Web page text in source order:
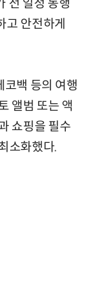
전 일정 동행
안전하게
코백 등의 여행
앨범 또는 액
쇼핑을 필수
소화했다.